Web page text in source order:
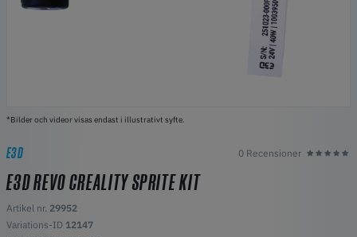
*Bilder och videor visas endast i illustrativt syfte.
E3D 0 Recensioner
E3D REVO CREALITY SPRITE KIT
Artikel nr. 29952
Variations-ID 12147